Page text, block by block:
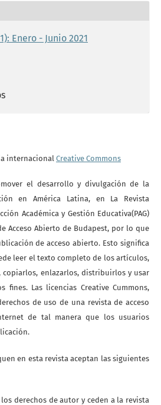
Enero - Junio 2021
internacional Creative Commons
el desarrollo y divulgación de la
en América Latina, en La Revista
Académica y Gestión Educativa(PAG)
Acceso Abierto de Budapest, por lo que
de acceso abierto. Esto significa
leer el texto completo de los artículos,
copiarlos, enlazarlos, distribuirlos y usar
fines. Las licencias Creative Cummons,
de uso de una revista de acceso
de tal manera que los usuarios
en esta revista aceptan las siguientes
derechos de autor y ceden a la revista